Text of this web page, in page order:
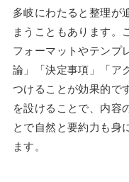
多岐にわたると整理が
まうこともあります。
フォーマットやテンプ
論」「決定事項」「ア
つけることが効果的で
を設けることで、内容
とで自然と要約力も身
ます。